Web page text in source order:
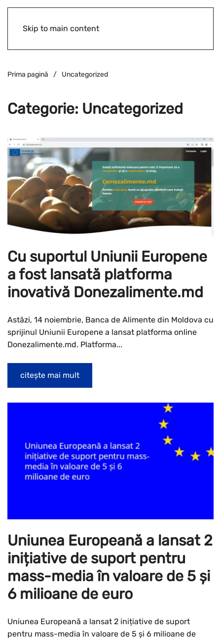
Skip to main content
Prima pagină Uncategorized
Categorie: Uncategorized
Cu suportul Uniunii Europene
a fost lansată platforma
inovativă Donezalimente.md
Astăzi, 14 noiembrie, Banca de Alimente din Moldova cu
sprijinul Uniunii Europene a lansat platforma online
Donezalimente.md. Platforma...
citește mai mult
Uniunea Europeană a lansat 2
inițiative de suport pentru
mass-media în valoare de 5 și
6 milioane de euro
Uniunea Europeană a lansat 2 inițiative de suport
pentru mass-media în valoare de 5 și 6 milioane de